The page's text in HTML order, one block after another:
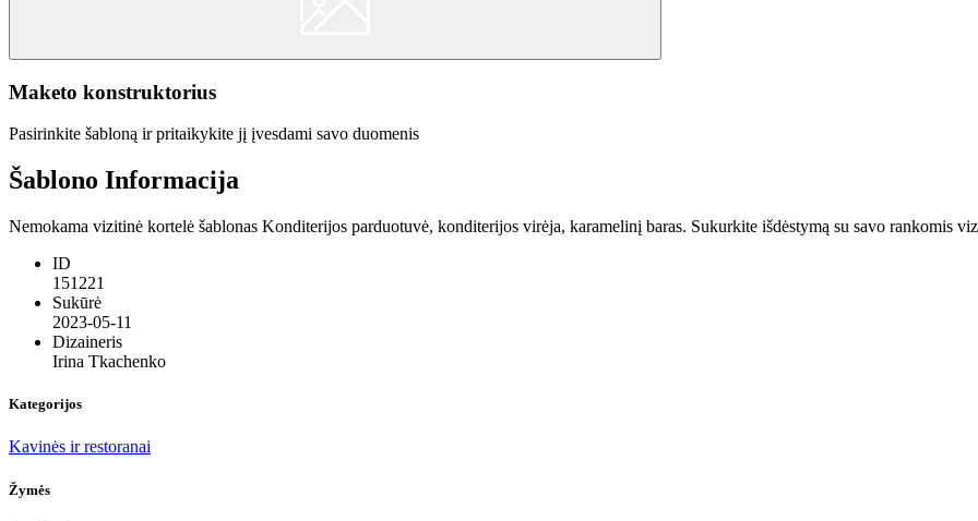
Maketo konstruktorius
Pasirinkite šabloną ir pritaikykite jį įvesdami savo duomenis
Šablono Informacija
Nemokama vizitinė kortelė šablonas Konditerijos parduotuvė, konditerijos virėja, karamelinį baras. Sukurkite išdėstymą su savo rankomis
ID
151221
Sukūrė
2023-05-11
Dizaineris
Irina Tkachenko
Kategorijos
Kavinės ir restoranai
Žymės